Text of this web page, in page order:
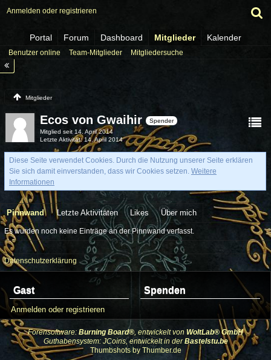
Anmelden oder registrieren
Portal Forum Dashboard Mitglieder Kalender
Benutzer online Team-Mitglieder Mitgliedersuche
Mitglieder
Ecos von Gwaihir
Spender
Mitglied seit 14. April 2014
Letzte Aktivität
14. April 2014
Diese Seite verwendet Cookies. Durch die Nutzung unserer Seite erklären
Sie sich damit einverstanden, dass wir Cookies setzen. Weitere
Informationen
Pinnwand Letzte Aktivitäten Likes Über mich
Es wurden noch keine Einträge an der Pinnwand verfasst.
Datenschutzerklärung
Gast
Anmelden oder registrieren
Spenden
Forensoftware: Burning Board®, entwickelt von WoltLab® GmbH
Guthabensystem: JCoins, entwickelt in derBastelstu.be
Thumbshots by Thumber.de